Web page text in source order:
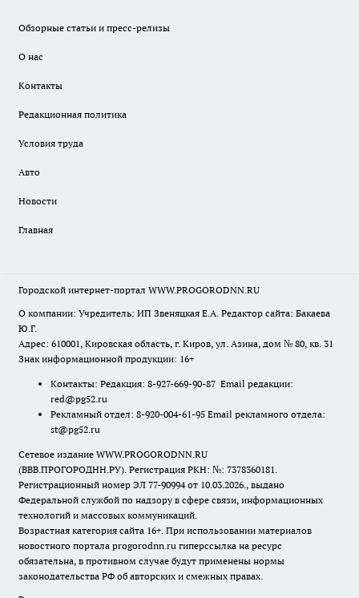
Обзорные статьи и пресс-релизы
О нас
Контакты
Редакционная политика
Условия труда
Авто
Новости
Главная
Городской интернет-портал WWW.PROGORODNN.RU
О компании: Учредитель: ИП Звеняцкая Е.А. Редактор сайта: Бакаева
Ю.Г.
Адрес: 610001, Кировская область, г. Киров, ул. Азина, дом № 80, кв. 31
Знак информационной продукции: 16+
Контакты: Редакция: 8-927-669-90-87 Email редакции:
red@pg52.ru
Рекламный отдел: 8-920-004-61-95 Email рекламного отдела:
st@pg52.ru
Сетевое издание WWW.PROGORODNN.RU
(ВВВ.ПРОГОРОДНН.РУ). Регистрация РКН: №: 7378360181.
Регистрационный номер ЭЛ 77-90994 от 10.03.2026., выдано
Федеральной службой по надзору в сфере связи, информационных
технологий и массовых коммуникаций.
Возрастная категория сайта 16+. При использовании материалов
новостного портала progorodnn.ru гиперссылка на ресурс
обязательна, в противном случае будут применены нормы
законодательства РФ об авторских и смежных правах.